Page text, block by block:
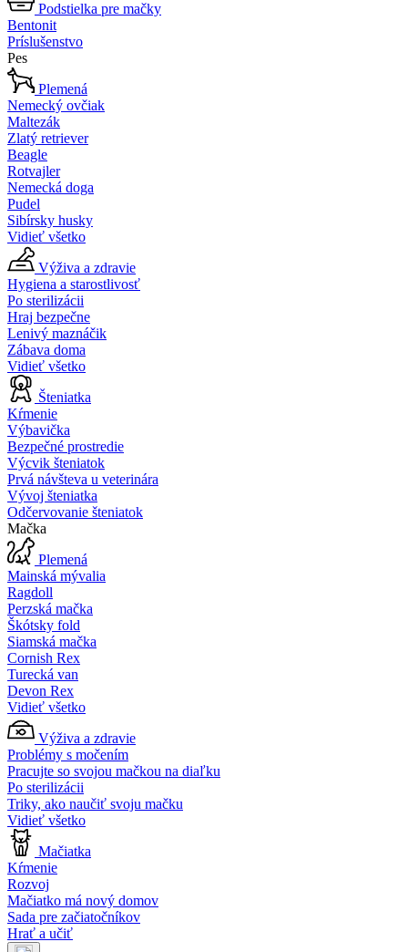
Podstielka pre mačky
Bentonit
Príslušenstvo
Pes
Plemená
Nemecký ovčiak
Maltezák
Zlatý retriever
Beagle
Rotvajler
Nemecká doga
Pudel
Sibírsky husky
Vidieť všetko
Výživa a zdravie
Hygiena a starostlivosť
Po sterilizácii
Hraj bezpečne
Lenivý maznáčik
Zábava doma
Vidieť všetko
Šteniatka
Kŕmenie
Výbavička
Bezpečné prostredie
Výcvik šteniatok
Prvá návšteva u veterinára
Vývoj šteniatka
Odčervovanie šteniatok
Mačka
Plemená
Mainská mývalia
Ragdoll
Perzská mačka
Škótsky fold
Siamská mačka
Cornish Rex
Turecká van
Devon Rex
Vidieť všetko
Výživa a zdravie
Problémy s močením
Pracujte so svojou mačkou na diaľku
Po sterilizácii
Triky, ako naučiť svoju mačku
Vidieť všetko
Mačiatka
Kŕmenie
Rozvoj
Mačiatko má nový domov
Sada pre začiatočníkov
Hrať a učiť